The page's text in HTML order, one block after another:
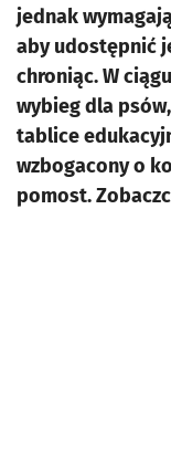
jednak
aby udostępnić
chroniąc. W
wybieg dla
tablice
wzbogacony o
pomost.